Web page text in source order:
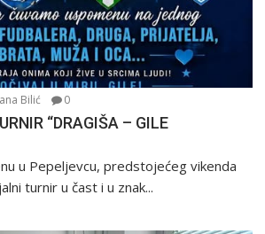
Bilić 0
“DRAGIŠA – GILE
u Pepeljevcu, predstojećeg vikenda
turnir u čast i u znak...